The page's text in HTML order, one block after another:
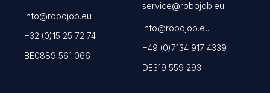
info@robojob.eu
+32 (0)15 25 72 74
BE0889 561 066
service@robojob.eu
info@robojob.eu
+49 (0)7134 917 4339
DE319 559 293